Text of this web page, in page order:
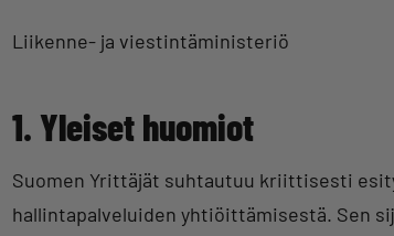
Liikenne- ja viestintäministeriö
1. Yleiset huomiot
Suomen Yrittäjät suhtautuu kriittisesti
hallintapalveluiden yhtiöittämisestä. Sen